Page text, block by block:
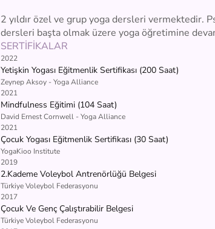
2 yıldır özel ve grup yoga dersleri vermektedir.
dersleri başta olmak üzere yoga öğretimine
SERTİFİKALAR
2022
Yetişkin Yogası Eğitmenlik Sertifikası (200 Saat)
Zeynep Aksoy - Yoga Alliance
2021
Mindfulness Eğitimi (104 Saat)
David Ernest Cornwell - Yoga Alliance
2021
Çocuk Yogası Eğitmenlik Sertifikası (30 Saat)
YogaKioo Institute
2019
2.Kademe Voleybol Antrenörlüğü Belgesi
Türkiye Voleybol Federasyonu
2017
Çocuk Ve Genç Çalıştırabilir Belgesi
Türkiye Voleybol Federasyonu